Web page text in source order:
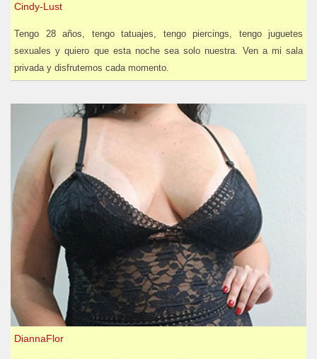
Cindy-Lust
Tengo 28 años, tengo tatuajes, tengo piercings, tengo juguetes
sexuales y quiero que esta noche sea solo nuestra. Ven a mi sala
privada y disfrutemos cada momento.
DiannaFlor